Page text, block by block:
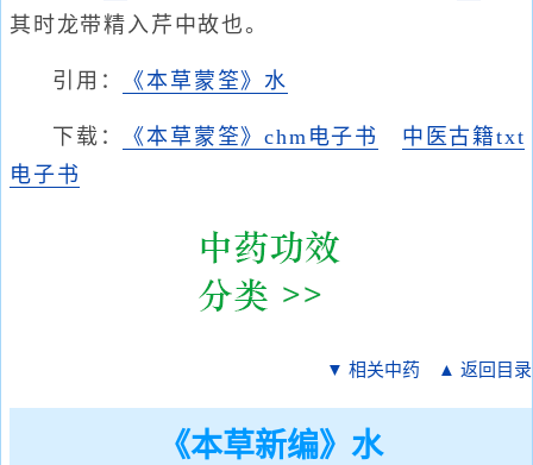
其时龙带精入芹中故也。
引用： 《本草蒙筌》水
下载： 《本草蒙筌》chm电子书
中医古籍txt
电子书
▼ 相关中药 ▲ 返回目录
《本草新编》水